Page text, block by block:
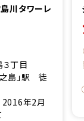
川タワーレ
丁目
島」駅 徒
年2月